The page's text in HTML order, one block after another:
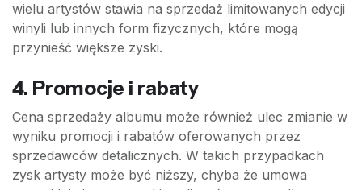
wielu artystów stawia na sprzedaż limitowanych edycji
winyli lub innych form fizycznych, które mogą
przynieść większe zyski.
4. Promocje i rabaty
Cena sprzedaży albumu może również ulec zmianie w
wyniku promocji i rabatów oferowanych przez
sprzedawców detalicznych. W takich przypadkach
zysk artysty może być niższy, chyba że umowa